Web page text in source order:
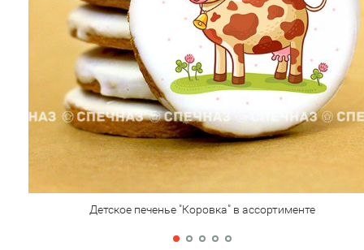
Детское печенье "Коровка" в ассортименте